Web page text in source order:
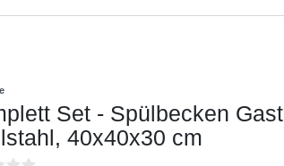
Set - Spülbecken
40x40x30 cm